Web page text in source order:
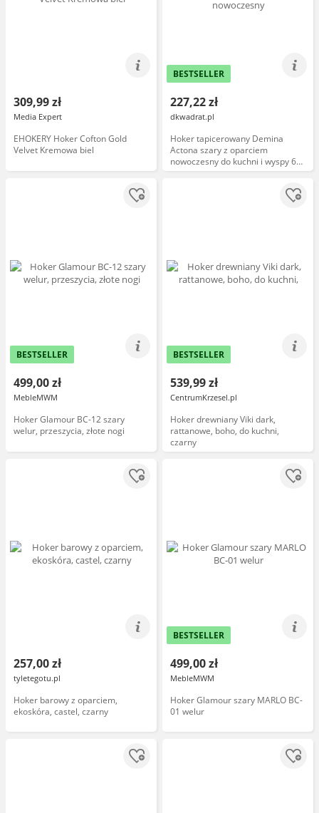
309,99 zł
Media Expert
EHOKERY Hoker Cofton Gold
Velvet Kremowa biel
BESTSELLER
227,22 zł
dkwadrat.pl
Hoker tapicerowany Demina
Actona szary z oparciem
nowoczesny do kuchni i wyspy 67
cm
BESTSELLER
499,00 zł
MebleMWM
Hoker Glamour BC-12 szary
welur, przeszycia, złote nogi
BESTSELLER
539,99 zł
CentrumKrzesel.pl
Hoker drewniany Viki dark,
rattanowe, boho, do kuchni,
czarny
257,00 zł
tyletegotu.pl
Hoker barowy z oparciem,
ekoskóra, castel, czarny
BESTSELLER
499,00 zł
MebleMWM
Hoker Glamour szary MARLO BC-
01 welur